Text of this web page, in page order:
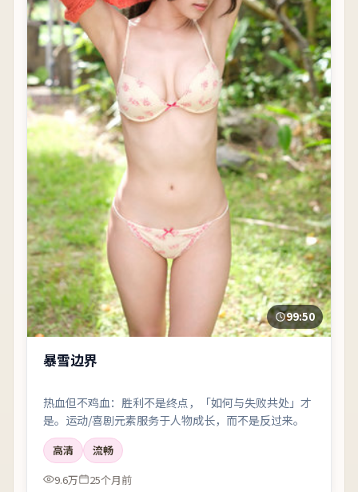
99:50
暴雪边界
热血但不鸡血：胜利不是终点，「如何与失败共处」才
是。运动/喜剧元素服务于人物成长，而不是反过来。
高清
流畅
9.6万
25个月前